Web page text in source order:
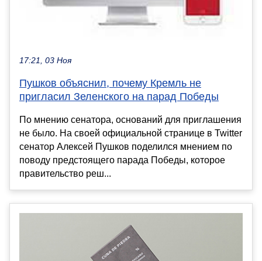
17:21, 03 Ноя
Пушков объяснил, почему Кремль не
пригласил Зеленского на парад Победы
По мнению сенатора, оснований для приглашения
не было. На своей официальной странице в Twitter
сенатор Алексей Пушков поделился мнением по
поводу предстоящего парада Победы, которое
правительство реш...